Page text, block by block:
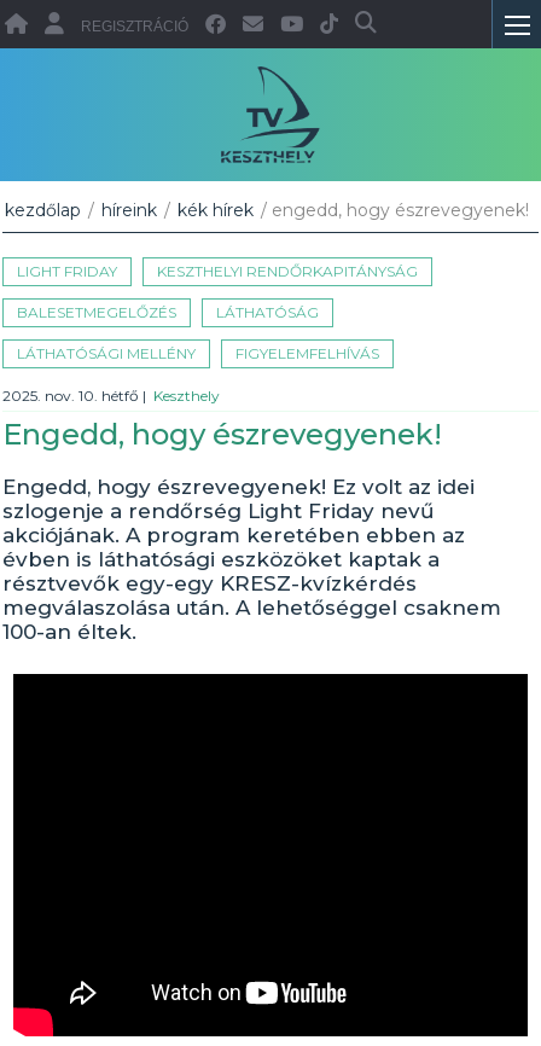
REGISZTRÁCIÓ
kezdőlap / híreink / kék hírek / engedd, hogy észrevegyenek!
LIGHT FRIDAY KESZTHELYI RENDŐRKAPITÁNYSÁG
BALESETMEGELŐZÉS LÁTHATÓSÁG
LÁTHATÓSÁGI MELLÉNY FIGYELEMFELHÍVÁS
2025. nov. 10. hétfő | Keszthely
Engedd, hogy észrevegyenek!
Engedd, hogy észrevegyenek! Ez volt az idei
szlogenje a rendőrség Light Friday nevű
akciójának. A program keretében ebben az
évben is láthatósági eszközöket kaptak a
résztvevők egy-egy KRESZ-kvízkérdés
megválaszolása után. A lehetőséggel csaknem
100-an éltek.